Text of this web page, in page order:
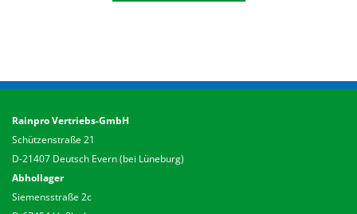
Rainpro Vertriebs-GmbH
Schützenstraße 21
D-21407 Deutsch Evern (bei Lüneburg)
Abhollager
Siemensstraße 2c